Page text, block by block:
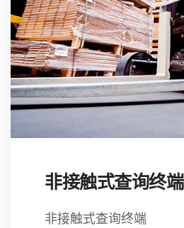
非接触式查询终端
非接触式查询终端